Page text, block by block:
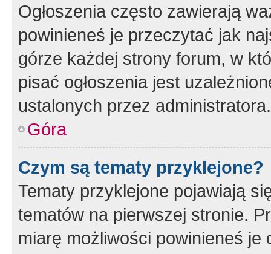
Ogłoszenia często zawierają
powinieneś je przeczytać jak
górze każdej strony forum, w
pisać ogłoszenia jest
ustalonych przez administratora.
Góra
Czym są tematy przyklejone?
Tematy przyklejone pojawiają
tematów na pierwszej stronie.
miarę możliwości powinieneś je